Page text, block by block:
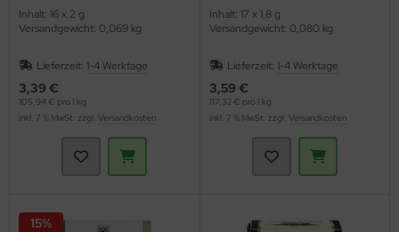
Inhalt: 16 x 2 g
Versandgewicht: 0,069 kg
Lieferzeit: 1-4 Werktage
3,39 €
105,94 € pro 1 kg
inkl. 7 % MwSt. zzgl. Versandkosten
Inhalt: 17 x 1,8 g
Versandgewicht: 0,080 kg
Lieferzeit: 1-4 Werktage
3,59 €
117,32 € pro 1 kg
inkl. 7 % MwSt. zzgl. Versandkosten
15%